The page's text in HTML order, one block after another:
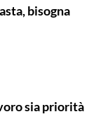
bisogna
sia priorità